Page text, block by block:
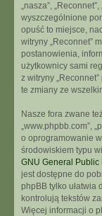
„nasza”,
wyszczególnione
opuść to miejsce,
witryny „Reconnet”
postanowienia,
użytkownicy sami
z witryny
te zmiany ze
Nasze fora zwane też
„www.phpbb.com”,
o oprogramowanie
środowiskiem typu
GNU General Public
jest dostępne do
phpBB tylko ułatwia
kontrolują tekstów
Więcej informacji o